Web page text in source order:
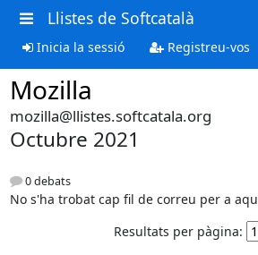
Llistes de Softcatalà
Inicia la sessió Registreu-vos
Mozilla
mozilla@llistes.softcatala.org
Octubre 2021
0 debats
No s'ha trobat cap fil de correu per a
Resultats per pàgina: